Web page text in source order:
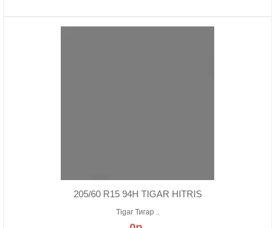
205/60 R15 94H TIGAR HITRIS
Tigar Тигар ..